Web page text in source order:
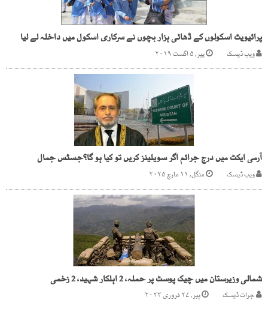
پرائیویٹ اسکولوں کے ڈھائی ہزار بچوں نے سرکاری اسکول میں داخلہ لے لیا
ویب ڈیسک پیر, ۵ اگست ۲۰۱۹
آرمی ایکٹ میں درج جرائم اگر سویلینز کریں تو کیا ہو گا؟جسٹس جمال
ویب ڈیسک منگل, ۱۱ مارچ ۲۰۲۵
شمالی وزیرستان میں چیک پوسٹ پر حملہ، 2 اہلکار شہید، 2 زخمی
جرات ڈیسک پیر, ۲۷ فروری ۲۰۲۳